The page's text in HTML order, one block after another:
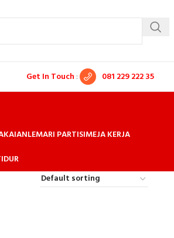
Get In Touch : 081 229 222 35
LEMARI PARTISIMEJA KERJA